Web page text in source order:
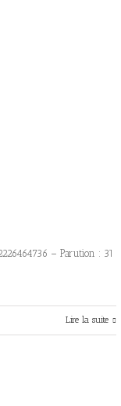
– Parution : 31
Lire la suite